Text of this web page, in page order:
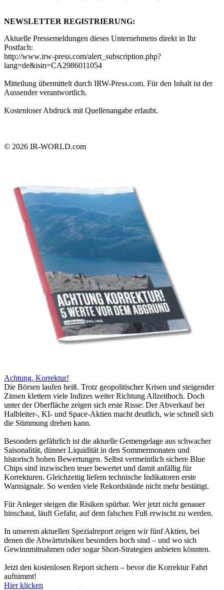
NEWSLETTER REGISTRIERUNG:
Aktuelle Pressemeldungen dieses Unternehmens direkt in Ihr
Postfach:
http://www.irw-press.com/alert_subscription.php?
lang=de&isin=CA2986011054
Mitteilung übermittelt durch IRW-Press.com. Für den Inhalt ist der
Aussender verantwortlich.
Kostenloser Abdruck mit Quellenangabe erlaubt.
© 2026 IR-WORLD.com
Achtung, Korrektur!
Die Börsen laufen heiß. Trotz geopolitischer Krisen und steigender
Zinsen klettern viele Indizes weiter Richtung Allzeithoch. Doch
unter der Oberfläche zeigen sich erste Risse: Der Abverkauf bei
Halbleiter-, KI- und Space-Aktien macht deutlich, wie schnell sich
die Stimmung drehen kann.
Besonders gefährlich ist die aktuelle Gemengelage aus schwacher
Saisonalität, dünner Liquidität in den Sommermonaten und
historisch hohen Bewertungen. Selbst vermeintlich sichere Blue
Chips sind inzwischen teuer bewertet und damit anfällig für
Korrekturen. Gleichzeitig liefern technische Indikatoren erste
Warnsignale. So werden viele Rekordstände nicht mehr bestätigt.
Für Anleger steigen die Risiken spürbar. Wer jetzt nicht genauer
hinschaut, läuft Gefahr, auf dem falschen Fuß erwischt zu werden.
In unserem aktuellen Spezialreport zeigen wir fünf Aktien, bei
denen die Abwärtsrisiken besonders hoch sind – und wo sich
Gewinnmitnahmen oder sogar Short-Strategien anbieten könnten.
Jetzt den kostenlosen Report sichern – bevor die Korrektur Fahrt
aufnimmt!
Hier klicken